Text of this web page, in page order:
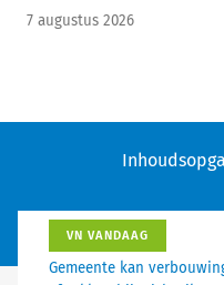
7 augustus 2026
VN VANDAAG
Gemeente kan